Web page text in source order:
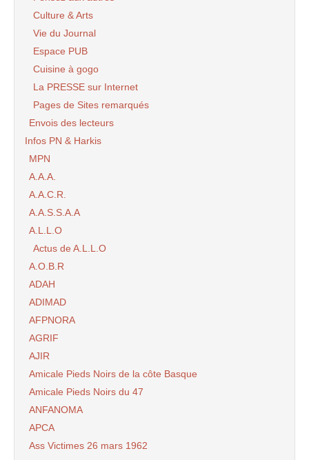
Culture & Arts
Vie du Journal
Espace PUB
Cuisine à gogo
La PRESSE sur Internet
Pages de Sites remarqués
Envois des lecteurs
Infos PN & Harkis
MPN
A.A.A.
A.A.C.R.
A.A.S.S.A.A
A.L.L.O
Actus de A.L.L.O
A.O.B.R
ADAH
ADIMAD
AFPNORA
AGRIF
AJIR
Amicale Pieds Noirs de la côte Basque
Amicale Pieds Noirs du 47
ANFANOMA
APCA
Ass Victimes 26 mars 1962